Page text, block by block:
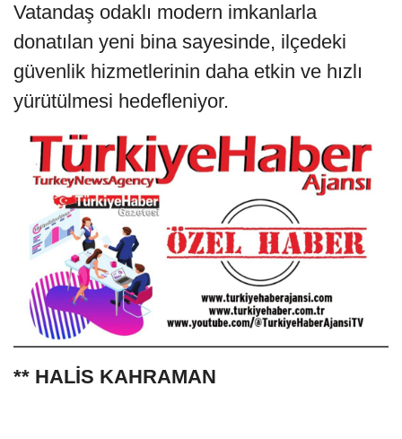
Vatandaş odaklı modern imkanlarla
donatılan yeni bina sayesinde, ilçedeki
güvenlik hizmetlerinin daha etkin ve hızlı
yürütülmesi hedefleniyor.
** HALİS KAHRAMAN